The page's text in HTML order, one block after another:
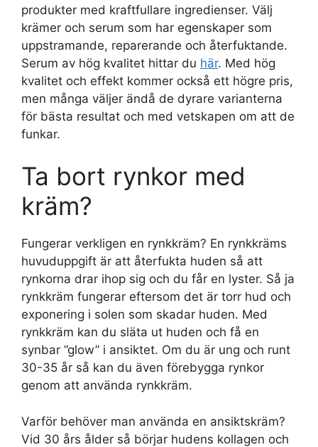
produkter med kraftfullare ingredienser. Välj
krämer och serum som har egenskaper som
uppstramande, reparerande och återfuktande.
Serum av hög kvalitet hittar du här. Med hög
kvalitet och effekt kommer också ett högre pris,
men många väljer ändå de dyrare varianterna
för bästa resultat och med vetskapen om att de
funkar.
Ta bort rynkor med
kräm?
Fungerar verkligen en rynkkräm? En rynkkräms
huvuduppgift är att återfukta huden så att
rynkorna drar ihop sig och du får en lyster. Så ja
rynkkräm fungerar eftersom det är torr hud och
exponering i solen som skadar huden. Med
rynkkräm kan du släta ut huden och få en
synbar ”glow” i ansiktet. Om du är ung och runt
30-35 år så kan du även förebygga rynkor
genom att använda rynkkräm.
Varför behöver man använda en ansiktskräm?
Vid 30 års ålder så börjar hudens kollagen och